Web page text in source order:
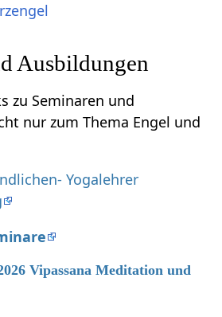
Ausbildungen
zu Seminaren und
nur zum Thema Engel und
Yogalehrer
Vipassana Meditation und